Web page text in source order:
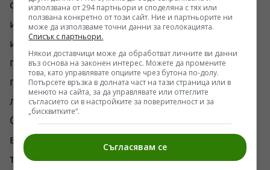
символично количество кислород чрез
инструмента MOXIE, това са просто
изолирани технологични демонстрации. Те
показват, че физиката позволява подобни
процеси, но не доказват икономическата и
логистична устойчивост на една колония.
Сериозната научна общност в лицето на
водещи изследователи от Масачузетския
технологичен институт (MIT) и Европейската
използвана от 294 партньори и споделяна с тях или
ползвана конкретно от този сайт. Ние и партньорите ни
може да използваме точни данни за геолокацията.
Списък с партньори.
Някои доставчици може да обработват личните ви данни
въз основа на законен интерес. Можете да промените
това, като управлявате опциите чрез бутона по-долу.
Потърсете връзка в долната част на тази страница или в
менюто на сайта, за да управлявате или оттеглите
съгласието си в настройките за поверителност и за
„бисквитките“.
Съгласявам се